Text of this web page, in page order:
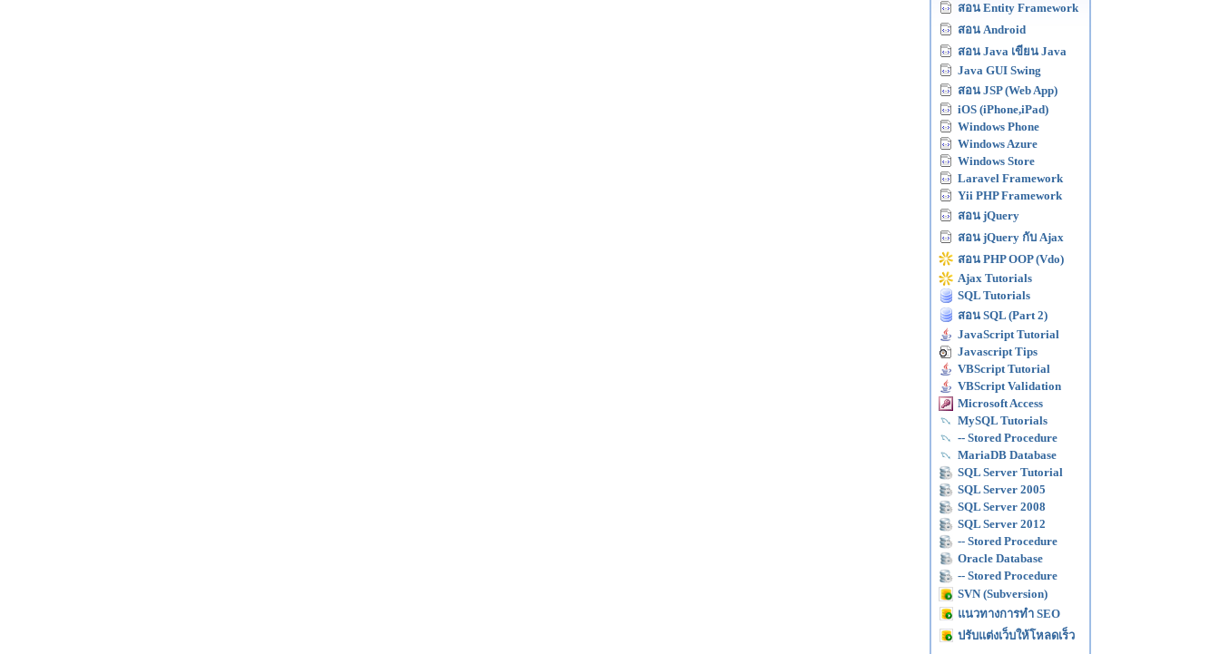
สอน Entity Framework
สอน Android
สอน Java เขียน Java
Java GUI Swing
สอน JSP (Web App)
iOS (iPhone,iPad)
Windows Phone
Windows Azure
Windows Store
Laravel Framework
Yii PHP Framework
สอน jQuery
สอน jQuery กับ Ajax
สอน PHP OOP (Vdo)
Ajax Tutorials
SQL Tutorials
สอน SQL (Part 2)
JavaScript Tutorial
Javascript Tips
VBScript Tutorial
VBScript Validation
Microsoft Access
MySQL Tutorials
-- Stored Procedure
MariaDB Database
SQL Server Tutorial
SQL Server 2005
SQL Server 2008
SQL Server 2012
-- Stored Procedure
Oracle Database
-- Stored Procedure
SVN (Subversion)
แนวทางการทำ SEO
ปรับแต่งเว็บให้โหลดเร็ว